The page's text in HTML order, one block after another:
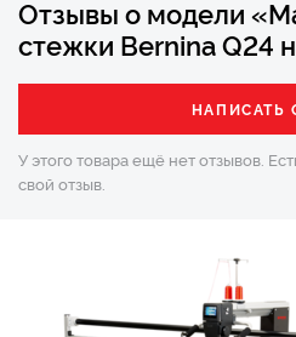
Отзывы о модели
стежки Bernina Q24
НАПИСАТЬ
У этого товара ещё нет отзывов.
свой отзыв.